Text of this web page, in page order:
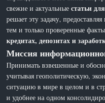
свежие и актуальныестатьи
решает эту задачу,
тем и только проверенные
кредитах, депозитах и
Миссия
Принимать взвешенные и
учитывая геополитическую,
ситуацию в мире в целом и в
и удобнее на одном